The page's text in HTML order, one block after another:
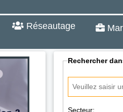
Réseautage
Rechercher
Secteur: